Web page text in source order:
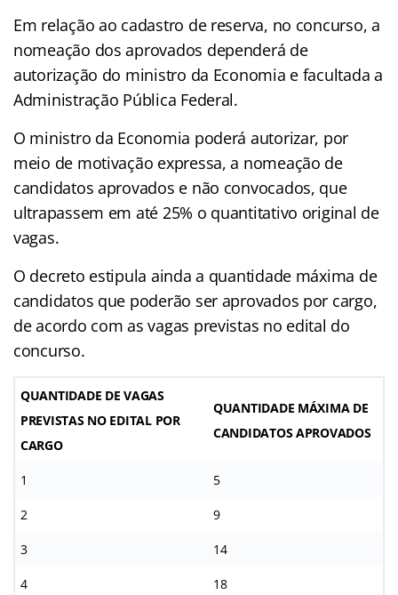
Em relação ao cadastro de reserva, no concurso, a
nomeação dos aprovados dependerá de
autorização do ministro da Economia e facultada a
Administração Pública Federal.
O ministro da Economia poderá autorizar, por
meio de motivação expressa, a nomeação de
candidatos aprovados e não convocados, que
ultrapassem em até 25% o quantitativo original de
vagas.
O decreto estipula ainda a quantidade máxima de
candidatos que poderão ser aprovados por cargo,
de acordo com as vagas previstas no edital do
concurso.
QUANTIDADE DE VAGAS
PREVISTAS NO EDITAL POR
CARGO
QUANTIDADE MÁXIMA DE
CANDIDATOS APROVADOS
1 5
2 9
3 14
4 18